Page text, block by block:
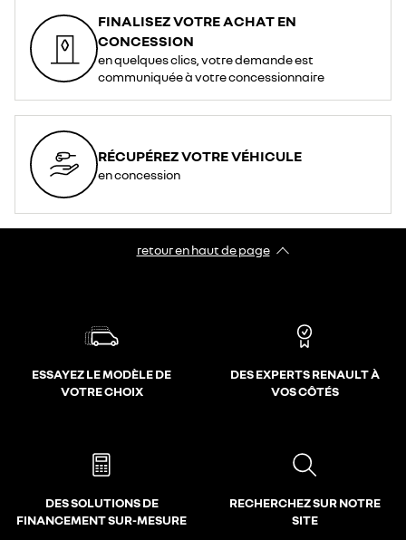
FINALISEZ VOTRE ACHAT EN
CONCESSION
en quelques clics, votre demande est
communiquée à votre concessionnaire
RÉCUPÉREZ VOTRE VÉHICULE
en concession
retour en haut de page​
ESSAYEZ LE MODÈLE DE
VOTRE CHOIX
DES EXPERTS RENAULT À
VOS CÔTÉS
DES SOLUTIONS DE
FINANCEMENT SUR-MESURE
RECHERCHEZ SUR NOTRE
SITE